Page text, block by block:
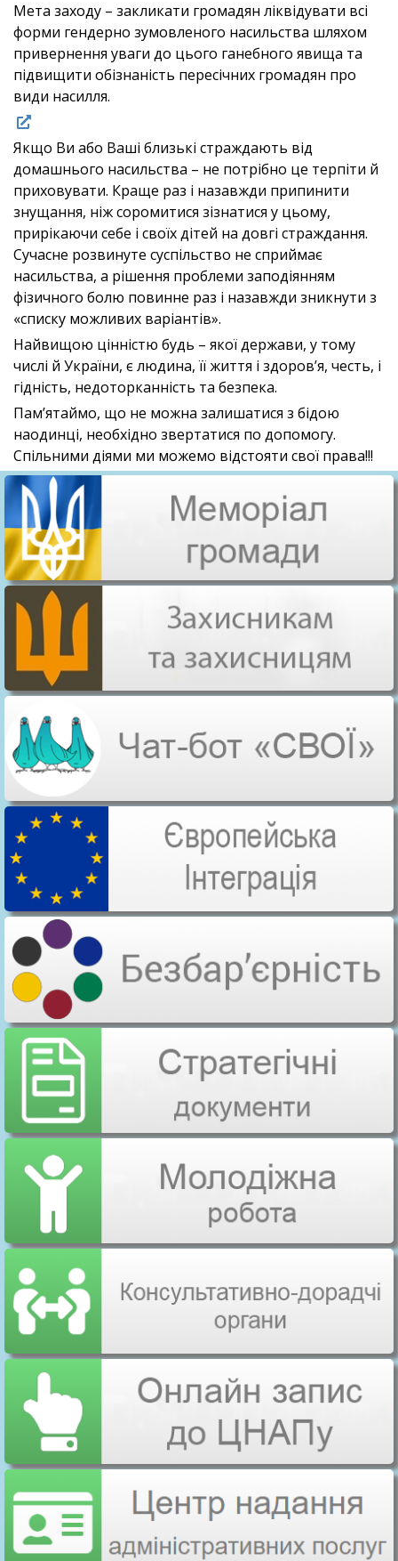
Мета заходу – закликати громадян ліквідувати всі
форми гендерно зумовленого насильства шляхом
привернення уваги до цього ганебного явища та
підвищити обізнаність пересічних громадян про
види насилля.
Якщо Ви або Ваші близькі страждають від
домашнього насильства – не потрібно це терпіти й
приховувати. Краще раз і назавжди припинити
знущання, ніж соромитися зізнатися у цьому,
прирікаючи себе і своїх дітей на довгі страждання.
Сучасне розвинуте суспільство не сприймає
насильства, а рішення проблеми заподіянням
фізичного болю повинне раз і назавжди зникнути з
«списку можливих варіантів».
Найвищою цінністю будь – якої держави, у тому
числі й України, є людина, її життя і здоров’я, честь, і
гідність, недоторканність та безпека.
Пам’ятаймо, що не можна залишатися з бідою
наодинці, необхідно звертатися по допомогу.
Спільними діями ми можемо відстояти свої права!!!